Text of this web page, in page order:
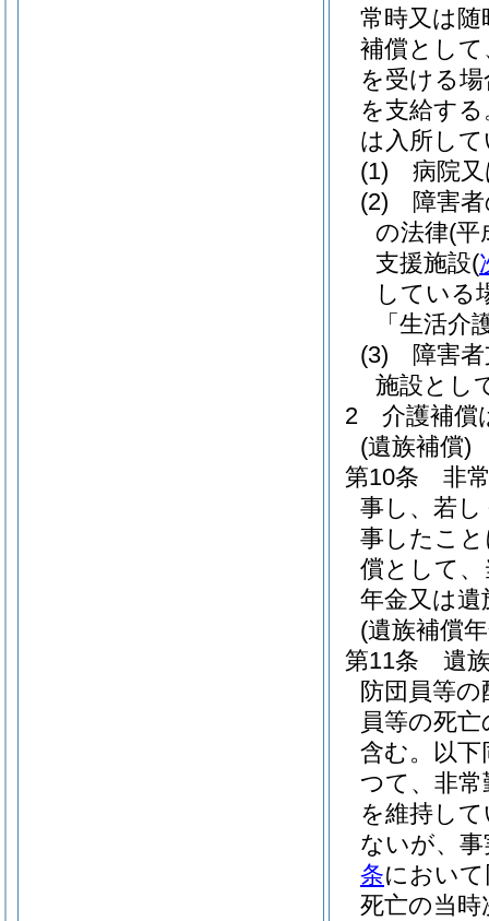
常時又は
補償とし
を受ける
を支給する
は入所し
(1)
病院
(2)
障害
の法律(平
支援施設(
している
「生活介
(3)
障害
施設とし
2
介護補償
(遺族補償)
第10条
非
事し、若
事したこ
償として
年金又は遺
(遺族補償
第11条
遺
防団員等の
員等の死
含む。以下
つて、非
を維持し
ないが、
条におい
死亡の当